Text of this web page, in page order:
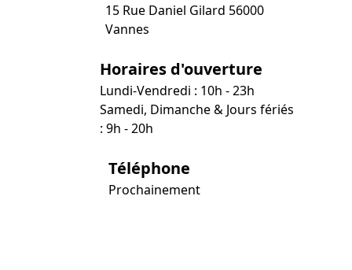
15 Rue Daniel Gilard 56000
Vannes
Horaires d'ouverture
Lundi-Vendredi : 10h - 23h
Samedi, Dimanche & Jours fériés
: 9h - 20h
Téléphone
Prochainement